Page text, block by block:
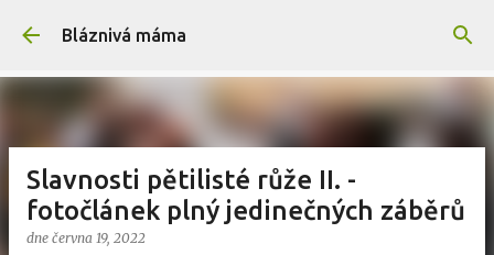
Přeskočit na hlavní obsah
Bláznivá máma
Slavnosti pětilisté růže II. -
fotočlánek plný jedinečných záběrů
dne června 19, 2022